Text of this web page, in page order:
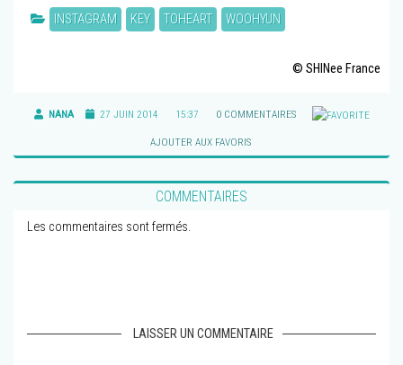
INSTAGRAM KEY TOHEART WOOHYUN
© SHINee France
NANA 27 JUIN 2014 15:37 0 COMMENTAIRES
AJOUTER AUX FAVORIS
COMMENTAIRES
Les commentaires sont fermés.
LAISSER UN COMMENTAIRE